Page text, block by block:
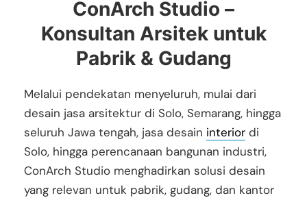
ConArch Studio –
Konsultan Arsitek untuk
Pabrik & Gudang
Melalui pendekatan menyeluruh, mulai dari
desain jasa arsitektur di Solo, Semarang, hingga
seluruh Jawa tengah, jasa desain interior di
Solo, hingga perencanaan bangunan industri,
ConArch Studio menghadirkan solusi desain
yang relevan untuk pabrik, gudang, dan kantor